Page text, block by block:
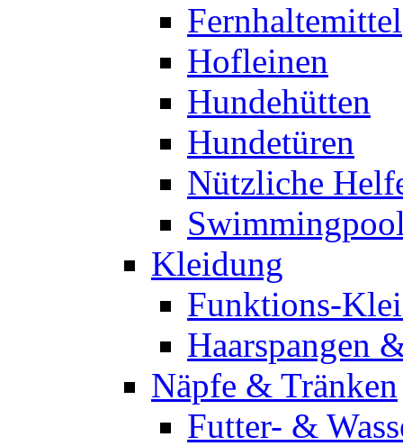
Fernhaltemittel
Hofleinen
Hundehütten
Hundetüren
Nützliche
Kleidung
Funktions-
Haarspangen
Näpfe & Tränken
Futter- &